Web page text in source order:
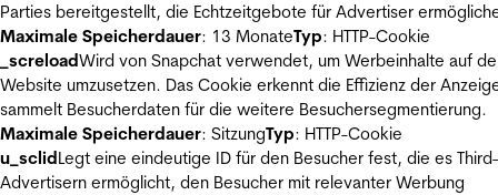
Parties bereitgestellt, die Echtzeitgebote für Advertiser
Maximale Speicherdauer: 13 MonateTyp: HTTP-Cookie
_screloadWird von Snapchat verwendet, um Werbeinhalte auf
Website umzusetzen. Das Cookie erkennt die Effizienz der
sammelt Besucherdaten für die weitere Besuchersegmentierung.
Maximale Speicherdauer: SitzungTyp: HTTP-Cookie
u_sclidLegt eine eindeutige ID für den Besucher fest, die es
Advertisern ermöglicht, den Besucher mit relevanter Werbung